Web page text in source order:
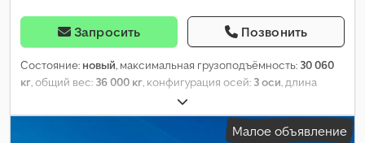
Запросить Позвонить
Состояние: новый, максимальная грузоподъёмность: 30 060
кг, общий вес: 36 000 кг, конфигурация осей: 3 оси, длина
, ширина пространства для
загрузки:2 346 мм, высота грузового отсека:1 400 мм, объем
, общая ширина:2 550 мм, общая
Малое объявление